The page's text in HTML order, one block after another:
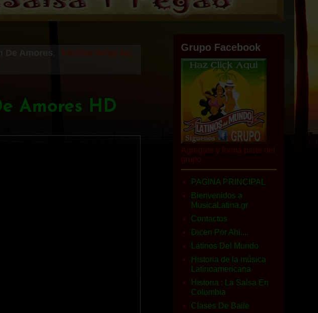
De Amores.
Mostrar todas las
Amores HD
Grupo Facebook
Agregate y forma parte del
grupo
PAGINA PRINCIPAL
Bienvenidos a
MusicaLatina.gr
Contactos
Dicen Por Ahi....
Latinos Del Mundo
Historia de la música
Latinoamericana
Historia : La Salsa En
Colombia
Clases De Baile